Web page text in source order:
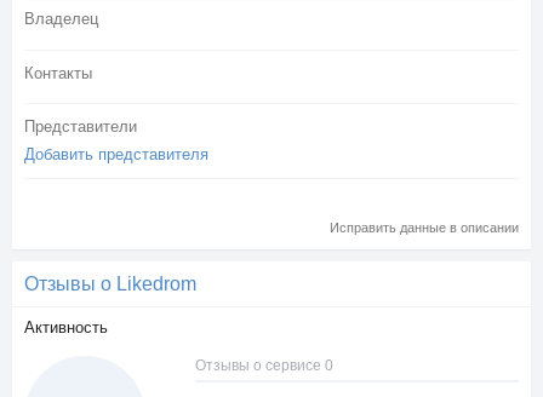
Владелец
Контакты
Представители
Добавить представителя
Исправить данные в описании
Отзывы о Likedrom
Активность
Отзывы о сервисе 0